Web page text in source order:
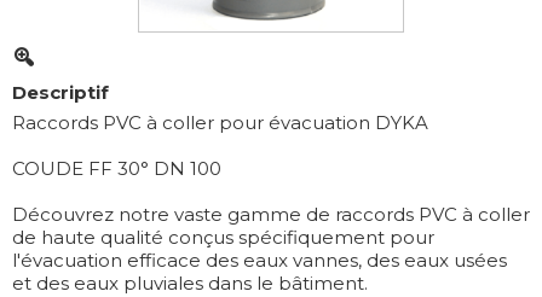
Descriptif
Raccords PVC à coller pour évacuation DYKA
COUDE FF 30° DN 100
Découvrez notre vaste gamme de raccords PVC à coller
de haute qualité conçus spécifiquement pour
l'évacuation efficace des eaux vannes, des eaux usées
et des eaux pluviales dans le bâtiment.